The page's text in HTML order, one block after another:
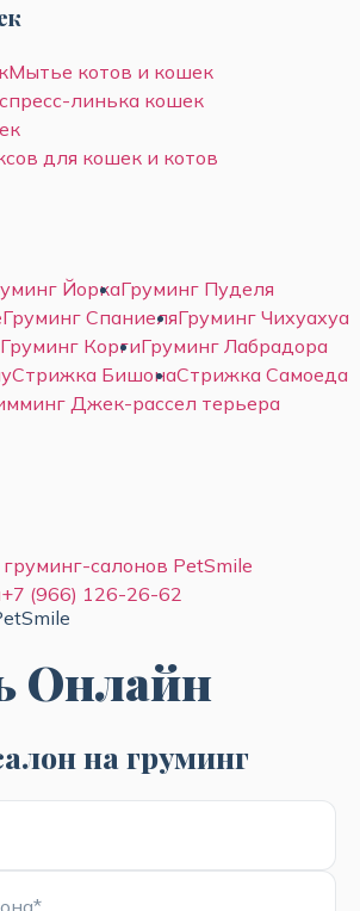
Мытье котов и кошек
линька кошек
для кошек и котов
ЙоркаГруминг Пуделя
Груминг СпаниеляГруминг Чихуахуа
Груминг КоргиГруминг Лабрадора
Стрижка БишонаСтрижка Самоеда
Джек-рассел терьера
+7 (966) 126-26-62
Онлайн
на груминг